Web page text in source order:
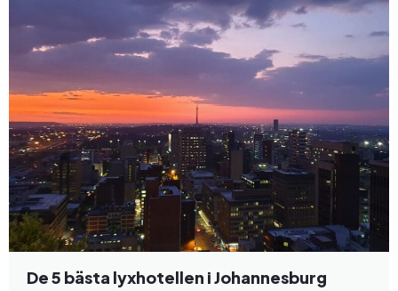
De 5 bästa lyxhotellen i Johannesburg